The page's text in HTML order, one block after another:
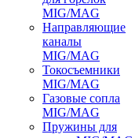
MIG/MAG
Направляющие
каналы
MIG/MAG
Токосъемники
MIG/MAG
Газовые сопла
MIG/MAG
Пружины для